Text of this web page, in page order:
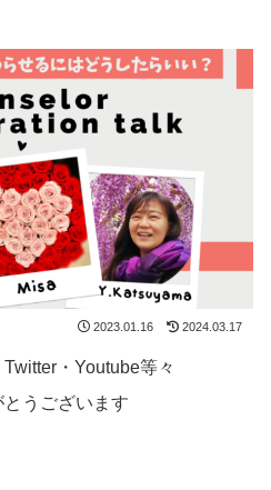
2023.01.16 2024.03.17
・Youtube等々
うございます